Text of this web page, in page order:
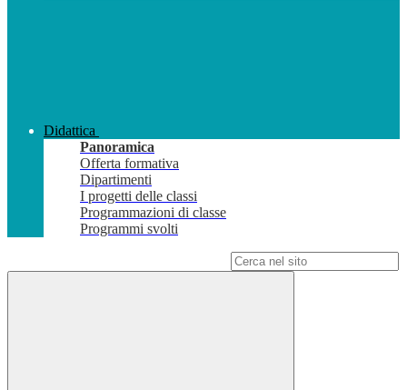
Didattica
Panoramica
Offerta formativa
Dipartimenti
I progetti delle classi
Programmazioni di classe
Programmi svolti